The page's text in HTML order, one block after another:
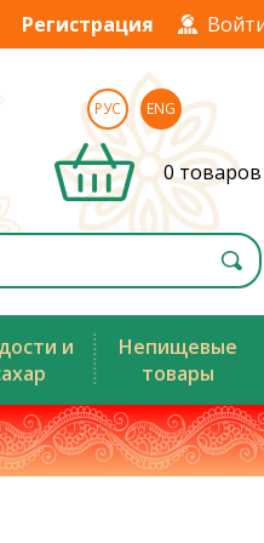
Регистрация
РУС ENG
0 товаров
и
Непищевые
товары